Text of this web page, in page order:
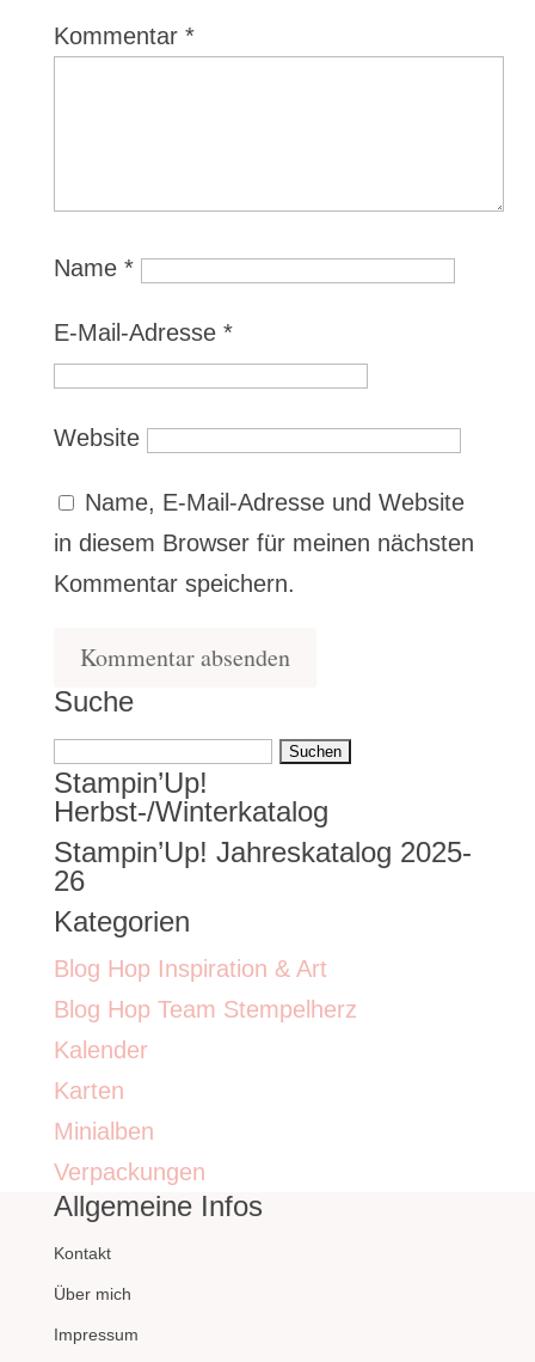
Kommentar *
Name *
E-Mail-Adresse *
Website
Name, E-Mail-Adresse und Website
in diesem Browser für meinen nächsten
Kommentar speichern.
Suche
Suchen
nach:
Stampin’Up!
Herbst-/Winterkatalog
Stampin’Up! Jahreskatalog 2025-
26
Kategorien
Blog Hop Inspiration & Art
Blog Hop Team Stempelherz
Kalender
Karten
Minialben
Verpackungen
Allgemeine Infos
Kontakt
Über mich
Impressum